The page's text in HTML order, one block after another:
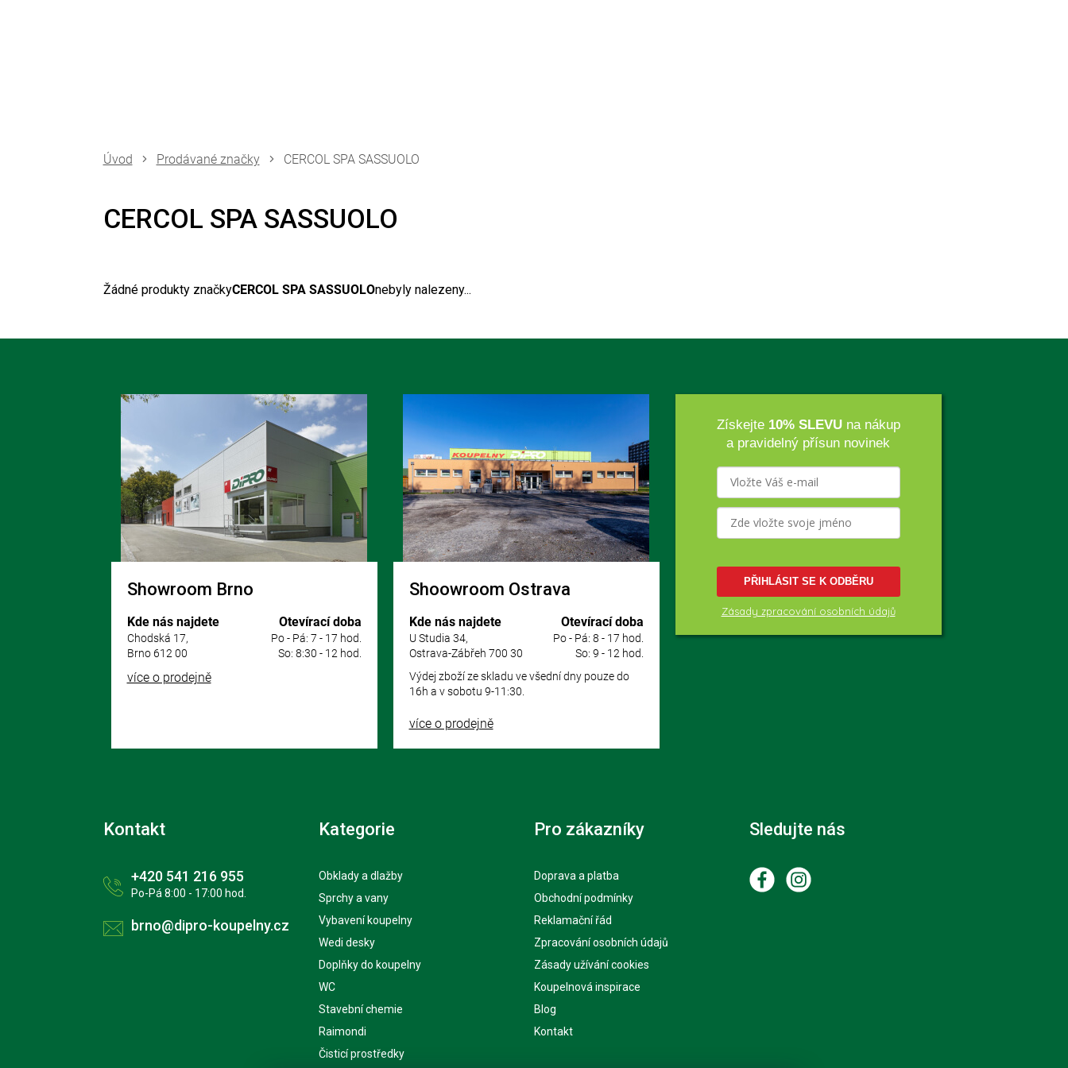
Prodávané značky CERCOL SPA SASSUOLO
CERCOL SPA SASSUOLO
Žádné produkty značkyCERCOL SPA SASSUOLOnebyly nalezeny...
Showroom Brno
Kde nás najdete
Chodská 17,
Brno 612 00
Otevírací doba
Po - Pá: 7 - 17 hod.
So: 8:30 - 12 hod.
více o prodejně
Shoowroom Ostrava
Kde nás najdete
U Studia 34,
Ostrava-Zábřeh 700 30
Otevírací doba
Po - Pá: 8 - 17 hod.
So: 9 - 12 hod.
Výdej zboží ze skladu ve všední dny pouze do
16h a v sobotu 9-11:30.
více o prodejně
Získejte 10% SLEVUna nákup
a pravidelný přísun novinek
PŘIHLÁSIT SE K ODBĚRU
Zásady zpracování osobních údajů
Kontakt
+420 541 216 955
Po-Pá 8:00 - 17:00 hod.
brno@dipro-koupelny.cz
Kategorie
Obklady a dlažby
Sprchy a vany
Vybavení koupelny
Wedi desky
Doplňky do koupelny
WC
Stavební chemie
Raimondi
Čisticí prostředky
Pro zákazníky
Doprava a platba
Obchodní podmínky
Reklamační řád
Zpracování osobních údajů
Zásady užívání cookies
Koupelnová inspirace
Blog
Kontakt
Sledujte nás